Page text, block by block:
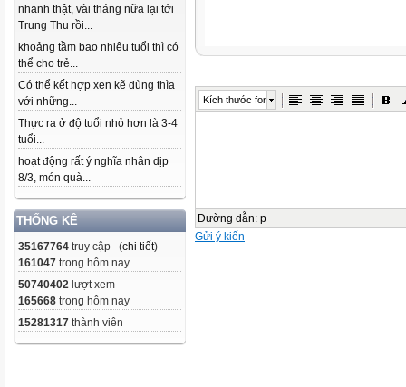
nhanh thật, vài tháng nữa lại tới
Trung Thu rồi...
khoảng tầm bao nhiêu tuổi thì có
thể cho trẻ...
Có thể kết hợp xen kẽ dùng thìa
với những...
Thực ra ở độ tuổi nhỏ hơn là 3-4
tuổi...
hoạt động rất ý nghĩa nhân dịp
8/3, món quà...
THỐNG KÊ
35167764 truy cập (chi tiết)
161047 trong hôm nay
50740402 lượt xem
165668 trong hôm nay
15281317 thành viên
Kích thước font
Đường dẫn: p
Gửi ý kiến